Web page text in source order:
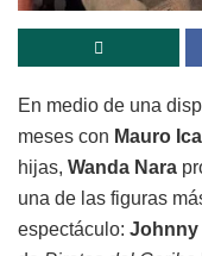
En medio de una
meses con Mauro
hijas, Wanda Nara
una de las figuras
espectáculo: Johnny